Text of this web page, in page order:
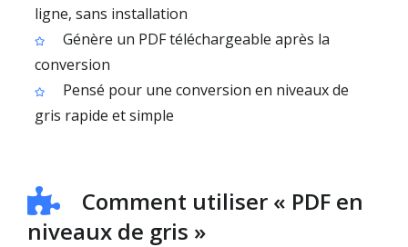
ligne, sans installation
Génère un PDF téléchargeable après la
conversion
Pensé pour une conversion en niveaux de
gris rapide et simple
Comment utiliser « PDF en
niveaux de gris »